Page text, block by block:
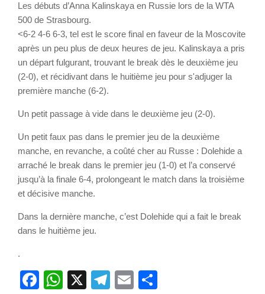
Les débuts d’Anna Kalinskaya en Russie lors de la WTA
500 de Strasbourg.
<6-2 4-6 6-3, tel est le score final en faveur de la Moscovite
après un peu plus de deux heures de jeu. Kalinskaya a pris
un départ fulgurant, trouvant le break dès le deuxième jeu
(2-0), et récidivant dans le huitième jeu pour s'adjuger la
première manche (6-2).
Un petit passage à vide dans le deuxième jeu (2-0).
Un petit faux pas dans le premier jeu de la deuxième
manche, en revanche, a coûté cher au Russe : Dolehide a
arraché le break dans le premier jeu (1-0) et l’a conservé
jusqu’à la finale 6-4, prolongeant le match dans la troisième
et décisive manche.
Dans la dernière manche, c’est Dolehide qui a fait le break
dans le huitième jeu.
.
Facebook
WhatsApp
X Telegram
Email